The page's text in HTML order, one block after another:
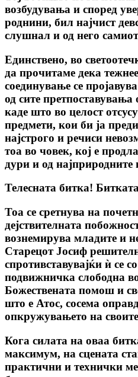
возбудувања и според
роднини, бил најчист
слушнал и од него
Единствено, во
да прочитаме дека
соединување се
од сите
каде што во целост
предмети, кои би ја
најстрого и речиси
тоа во човек, кој е
дури и од најприродните
Телесната битка!
Тоа се сретнува на
дејствителната
вознемирува младите и
Старецот Јосиф
спротивставувајќи ѝ се
подвижничка слободна
Божествената помош и
што е Атос, сосема
опкружувањето на
Кога силата на оваа
максимум, на сцената
практични и технички